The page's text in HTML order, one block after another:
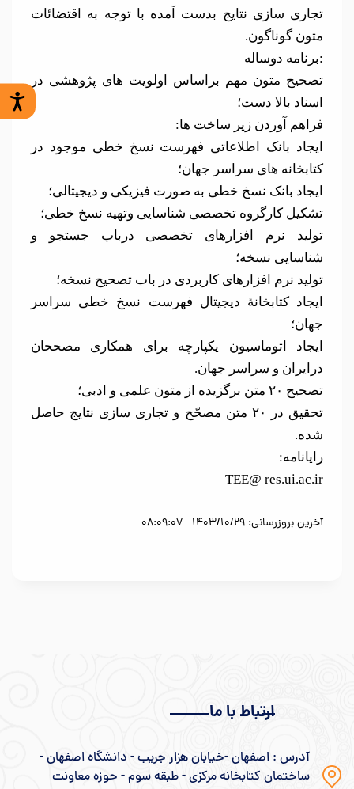
تجاری سازی نتایج بدست آمده با توجه به اقتضائات
متون گوناگون.
:برنامه دوساله
تصحیح متون مهم براساس اولویت های پژوهشی در
اسناد بالا دست؛
فراهم آوردن زیر ساخت ها:
ایجاد بانک اطلاعاتی فهرست نسخ خطی موجود در
کتابخانه های سراسر جهان؛
ایجاد بانک نسخ خطی به صورت فیزیکی و دیجیتالی؛
تشکیل کارگروه تخصصی شناسایی وتهیه نسخ خطی؛
تولید نرم افزارهای تخصصی درباب جستجو و
شناسایی نسخه؛
تولید نرم افزارهای کاربردی در باب تصحیح نسخه؛
ایجاد کتابخانۀ دیجیتال فهرست نسخ خطی سراسر
جهان؛
ایجاد اتوماسیون یکپارچه برای همکاری مصححان
درایران و سراسر جهان.
تصحیح ۲۰ متن برگزیده از متون علمی و ادبی؛
تحقیق در ۲۰ متن مصحّح و تجاری سازی نتایج حاصل
شده.
رایانامه:
TEE@ res.ui.ac.ir
آخرین بروزرسانی: 1403/10/29 - 08:09:07
ارتباط با ما
آدرس : اصفهان -خیابان هزار جریب - دانشگاه اصفهان -
ساختمان کتابخانه مرکزی - طبقه سوم - حوزه معاونت